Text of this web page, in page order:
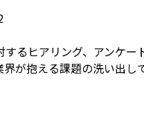
するヒアリング、アンケ
が抱える課題の洗い出